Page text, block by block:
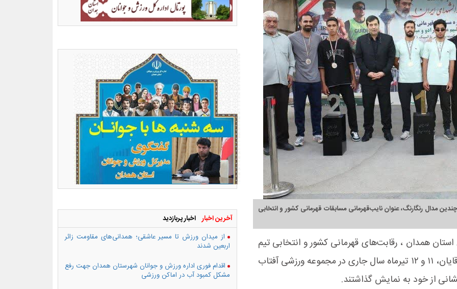
مدال رنگارنگ، عنوان نایب‌قهرمانی مسابقات قهرمانی کشور و انتخابی
همدان ، رقابت‌های قهرمانی کشور و انتخابی تیم
ملی دوومیدانی نابینایان و کم‌بینایان در بخش آقایان، ۱۱ و ۱۲ تیرماه سال جاری در مجموعه ورزشی آفتاب
از خود به نمایش گذاشتند.
آخرین اخبار اخبار پربازدید
از میدان ورزش تا مسیر عاشقی؛ همدانی‌های مقاومت زائر
اربعین شدند
اقدام فوری اداره ورزش و جوانان شهرستان همدان جهت رفع
مشکل کمبود آب در اماکن ورزشی